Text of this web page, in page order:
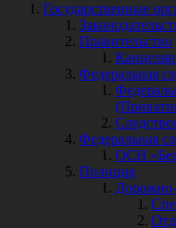
Государственные
Правительство
Федеральная
Федеральная
ОСН
Полиция
Дорожно-